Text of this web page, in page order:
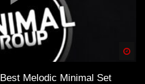
Melodic Minimal Set